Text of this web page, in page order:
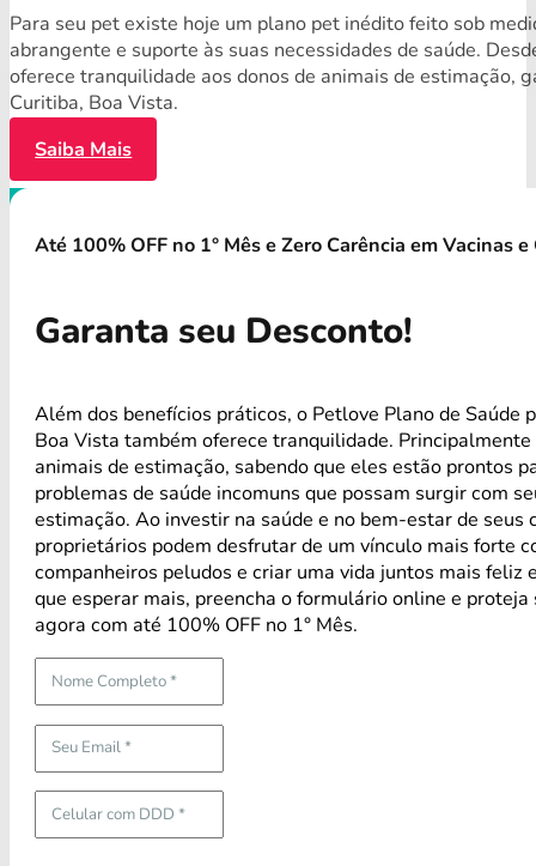
Para seu pet existe hoje um plano pet inédito feito sob
abrangente e suporte às suas necessidades de saúde.
oferece tranquilidade aos donos de animais de estimação,
Curitiba, Boa Vista.
Saiba Mais
Até 100% OFF no 1° Mês e Zero Carência em Vacinas
Garanta seu Desconto!
Além dos benefícios práticos, o Petlove Plano de Saúde
Boa Vista também oferece tranquilidade. Principalmente
animais de estimação, sabendo que eles estão prontos
problemas de saúde incomuns que possam surgir com
estimação. Ao investir na saúde e no bem-estar de seus
proprietários podem desfrutar de um vínculo mais forte
companheiros peludos e criar uma vida juntos mais feliz
que esperar mais, preencha o formulário online e proteja
agora com até 100% OFF no 1° Mês.